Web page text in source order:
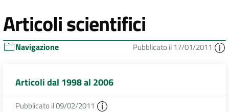
Articoli scientifici
Navigazione Pubblicato il 17/01/2011
Articoli dal 1998 al 2006
Pubblicato il 09/02/2011